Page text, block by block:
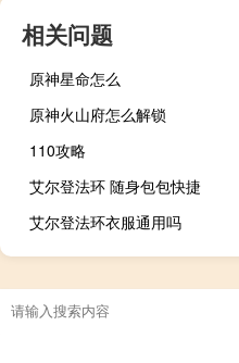
相关问题
原神星命怎么
原神火山府怎么解锁
110攻略
艾尔登法环 随身包包快捷
艾尔登法环衣服通用吗